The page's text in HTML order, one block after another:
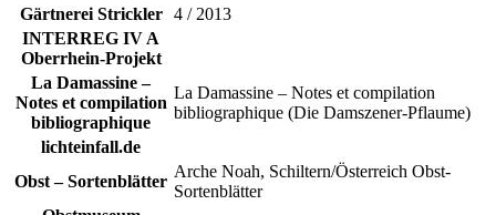
Gärtnerei Strickler
4 / 2013
INTERREG IV A
Oberrhein-Projekt
La Damassine –
Notes et compilation
bibliographique
La Damassine – Notes et compilation
bibliographique (Die Damszener-Pflaume)
lichteinfall.de
Obst – Sortenblätter
Arche Noah, Schiltern/Österreich Obst-
Sortenblätter